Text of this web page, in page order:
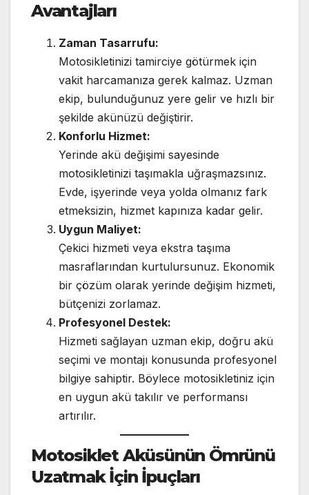
Avantajları
Zaman Tasarrufu:
Motosikletinizi tamirciye götürmek için
vakit harcamanıza gerek kalmaz. Uzman
ekip, bulunduğunuz yere gelir ve hızlı bir
şekilde akünüzü değiştirir.
Konforlu Hizmet:
Yerinde akü değişimi sayesinde
motosikletinizi taşımakla uğraşmazsınız.
Evde, işyerinde veya yolda olmanız fark
etmeksizin, hizmet kapınıza kadar gelir.
Uygun Maliyet:
Çekici hizmeti veya ekstra taşıma
masraflarından kurtulursunuz. Ekonomik
bir çözüm olarak yerinde değişim hizmeti,
bütçenizi zorlamaz.
Profesyonel Destek:
Hizmeti sağlayan uzman ekip, doğru akü
seçimi ve montajı konusunda profesyonel
bilgiye sahiptir. Böylece motosikletiniz için
en uygun akü takılır ve performansı
artırılır.
Motosiklet Aküsünün Ömrünü
Uzatmak İçin İpuçları